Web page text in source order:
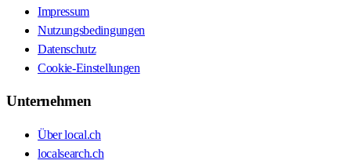
Impressum
Nutzungsbedingungen
Datenschutz
Cookie-Einstellungen
Unternehmen
Über local.ch
localsearch.ch